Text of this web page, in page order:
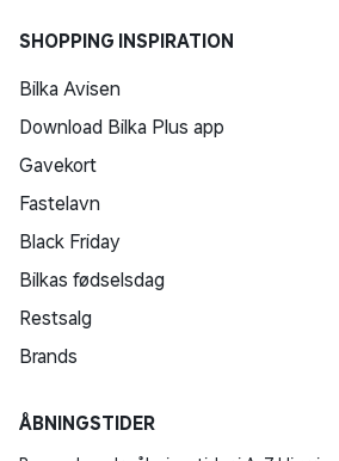
SHOPPING INSPIRATION
Bilka Avisen
Download Bilka Plus app
Gavekort
Fastelavn
Black Friday
Bilkas fødselsdag
Restsalg
Brands
ÅBNINGSTIDER